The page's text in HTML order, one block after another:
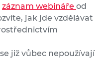
záznam webináře od
jak jde vzdělávat
již vůbec nepoužívají